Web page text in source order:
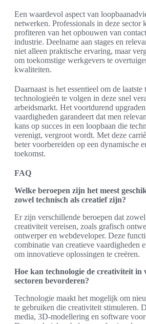
Een waardevol aspect van
netwerken. Professionals in deze sector
profiteren van het opbouwen van
industrie. Deelname aan stages en
niet alleen praktische ervaring, maar
om toekomstige werkgevers te
kwaliteiten.
Daarnaast is het essentieel om de laatste
technologieën te volgen in deze snel
arbeidsmarkt. Het voortdurend
vaardigheden garandeert dat men
kans op succes in een loopbaan die
verenigt, vergroot wordt. Met deze
beter voorbereiden op een dynamische
toekomst.
FAQ
Welke beroepen zijn het meest
zowel technisch als creatief zijn?
Er zijn verschillende beroepen dat
creativiteit vereisen, zoals grafisch
ontwerper en webdeveloper. Deze
combinatie van creatieve vaardigheden
om innovatieve oplossingen te creëren.
Hoe kan technologie de creativiteit in
sectoren bevorderen?
Technologie maakt het mogelijk om
te gebruiken die creativiteit stimuleren.
media, 3D-modellering en software